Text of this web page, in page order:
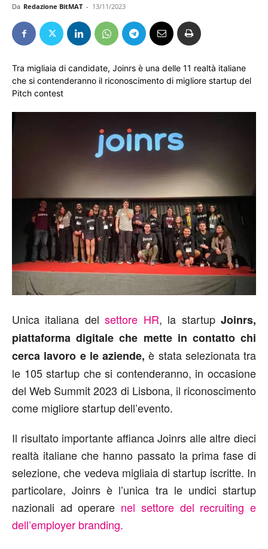
Da Redazione BitMAT - 13/11/2023
Tra migliaia di candidate, Joinrs è una delle 11 realtà italiane
che si contenderanno il riconoscimento di migliore startup del
Pitch contest
Unica italiana delsettore HR, la startupJoinrs,
piattaforma digitale che mette in contatto chi
cerca lavoro e le aziende, è stata selezionata tra
le 105 startup che si contenderanno, in occasione
del Web Summit 2023 di Lisbona, il riconoscimento
come migliore startup dell’evento.
Il risultato importante affianca Joinrs alle altre dieci
realtà italiane che hanno passato la prima fase di
selezione, che vedeva migliaia di startup iscritte. In
particolare, Joinrs è l’unica tra le undici startup
nazionali ad operare nel settore del recruiting e
dell’employer branding.